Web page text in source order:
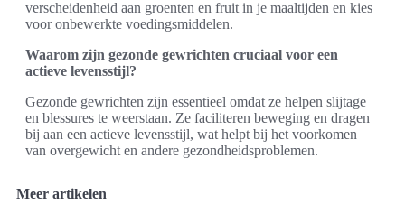
verscheidenheid aan groenten en fruit in je maaltijden en kies
voor onbewerkte voedingsmiddelen.
Waarom zijn gezonde gewrichten cruciaal voor een
actieve levensstijl?
Gezonde gewrichten zijn essentieel omdat ze helpen slijtage
en blessures te weerstaan. Ze faciliteren beweging en dragen
bij aan een actieve levensstijl, wat helpt bij het voorkomen
van overgewicht en andere gezondheidsproblemen.
Meer artikelen